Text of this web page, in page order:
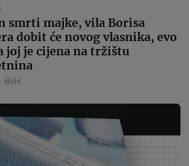
smrti majke, vila Borisa
dobit će novog vlasnika, evo
joj je cijena na tržištu
BiH